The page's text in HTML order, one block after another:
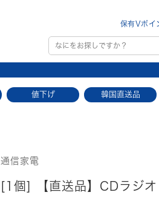
保有Vポイ
値下げ 韓国直送品
通信家電
[1個] 【直送品】CDラジ